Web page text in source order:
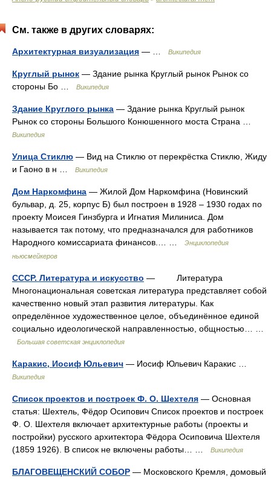
См. также в других словарях:
Архитектурная визуализация — … Википедия
Круглый рынок — Здание рынка Круглый рынок Рынок со
стороны Бо …
Википедия
Здание Круглого рынка — Здание рынка Круглый рынок
Рынок со стороны Большого Конюшенного моста Страна …
Википедия
Улица Стиклю — Вид на Стиклю от перекрёстка Стиклю, Жиду
и Гаоно в н …
Википедия
Дом Наркомфина — Жилой Дом Наркомфина (Новинский
бульвар, д. 25, корпус Б) был построен в 1928 – 1930 годах по
проекту Моисея Гинзбурга и Игнатия Милиниса. Дом
называется так потому, что предназначался для работников
Народного комиссариата финансов.… …
Энциклопедия
ньюсмейкеров
СССР. Литература и искусство — Литература
Многонациональная советская литература представляет собой
качественно новый этап развития литературы. Как
определённое художественное целое, объединённое единой
социально идеологической направленностью, общностью… …
Большая советская энциклопедия
Каракис, Иосиф Юльевич — Иосиф Юльевич Каракис …
Википедия
Список проектов и построек Ф. О. Шехтеля — Основная
статья: Шехтель, Фёдор Осипович Список проектов и построек
Ф. О. Шехтеля включает архитектурные работы (проекты и
постройки) русского архитектора Фёдора Осиповича Шехтеля
(1859 1926). В список не включены работы… …
Википедия
БЛАГОВЕЩЕНСКИЙ СОБОР — Московского Кремля, домовый